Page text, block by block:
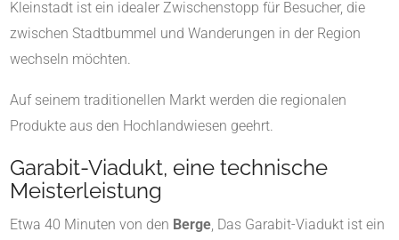
Kleinstadt ist ein idealer Zwischenstopp für Besucher, die
zwischen Stadtbummel und Wanderungen in der Region
wechseln möchten.
Auf seinem traditionellen Markt werden die regionalen
Produkte aus den Hochlandwiesen geehrt.
Garabit-Viadukt, eine technische
Meisterleistung
Etwa 40 Minuten von den Berge, Das Garabit-Viadukt ist ein